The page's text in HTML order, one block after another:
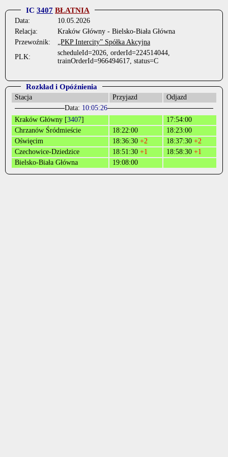
IC 3407 BŁATNIA
Data:
10.05.2026
Relacja:
Kraków Główny - Bielsko-Biała Główna
Przewoźnik:
„PKP Intercity” Spółka Akcyjna
PLK:
scheduleId=2026, orderId=224514044,
trainOrderId=966494617, status=C
Rozkład i Opóźnienia
Stacja Przyjazd
Odjazd
Data: 10:05:26
Kraków Główny [3407]
17:54:00
Chrzanów Śródmieście
18:22:00
18:23:00
Oświęcim
18:36:30 +2 18:37:30 +2
Czechowice-Dziedzice
18:51:30 +1 18:58:30 +1
Bielsko-Biała Główna
19:08:00